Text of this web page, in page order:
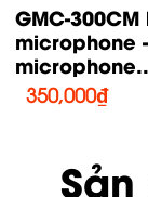
GMC-
microphone
560,000₫